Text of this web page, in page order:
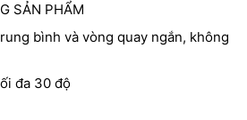
SẢN PHẨM
bình và vòng quay ngắn, không
đa 30 độ